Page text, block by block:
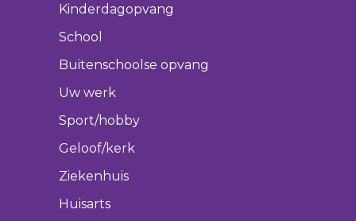
Kinderdagopvang
School
Buitenschoolse opvang
Uw werk
Sport/hobby
Geloof/kerk
Ziekenhuis
Huisarts